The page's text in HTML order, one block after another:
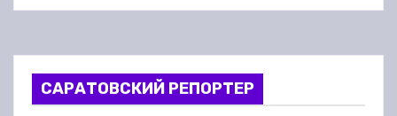
САРАТОВСКИЙ РЕПОРТЕР